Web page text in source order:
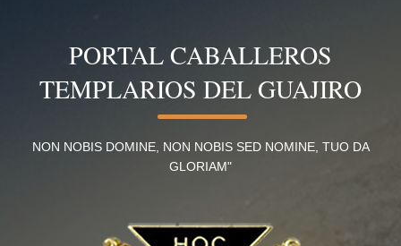
PORTAL CABALLEROS
TEMPLARIOS DEL GUAJIRO
NON NOBIS DOMINE, NON NOBIS SED NOMINE, TUO DA
GLORIAM"